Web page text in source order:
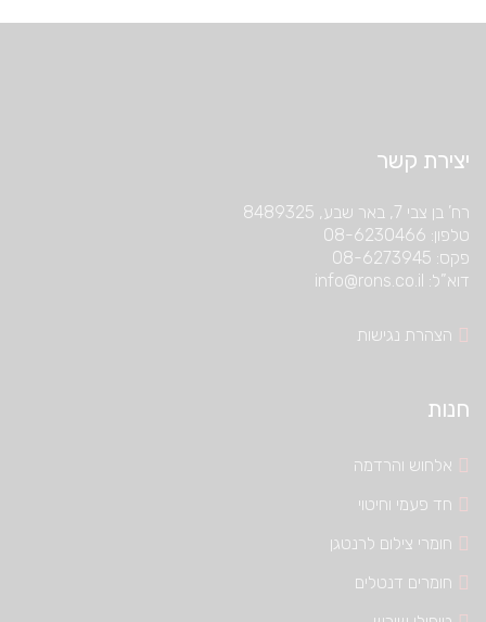
יצירת קשר
רח’ בן צבי 7, באר שבע, 8489325
טלפון: 08-6230466
פקס: 08-6273945
דוא”ל: info@rons.co.il
הצהרת נגישות
חנות
אלחוש והרדמה
חד פעמי וחיטוי
חומרי צילום לרנטגן
חומרים דנטלים